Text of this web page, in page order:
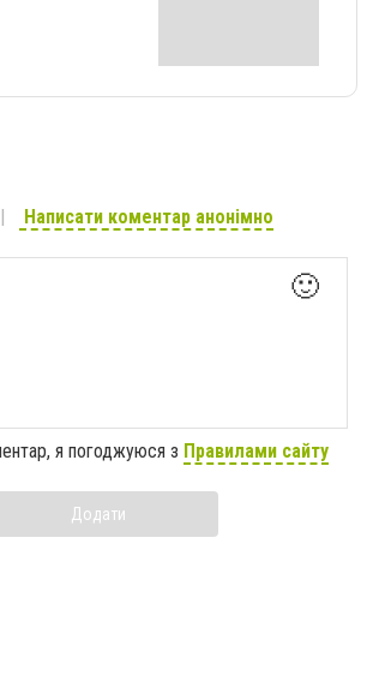
Написати коментар анонімно
🙂
я погоджуюся з Правилами сайту
Додати